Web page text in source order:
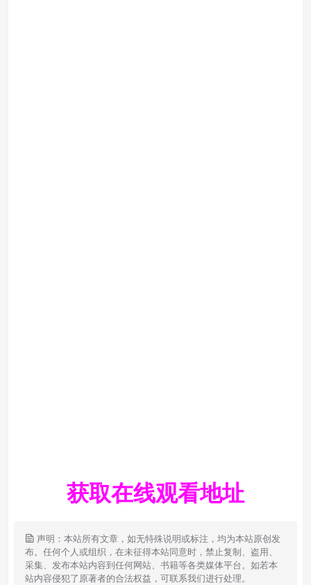
获取在线观看地址
声明：本站所有文章，如无特殊说明或标注，均为本站原创发
布。任何个人或组织，在未征得本站同意时，禁止复制、盗用、
采集、发布本站内容到任何网站、书籍等各类媒体平台。如若本
站内容侵犯了原著者的合法权益，可联系我们进行处理。